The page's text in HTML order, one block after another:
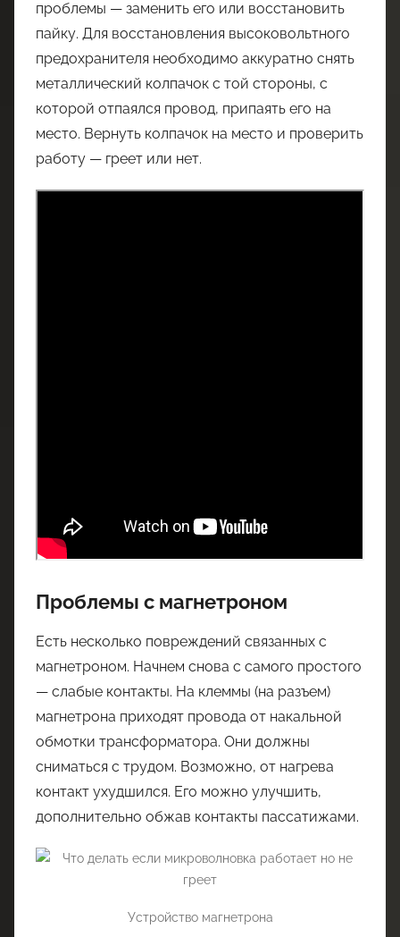
проблемы — заменить его или восстановить
пайку. Для восстановления высоковольтного
предохранителя необходимо аккуратно снять
металлический колпачок с той стороны, с
которой отпаялся провод, припаять его на
место. Вернуть колпачок на место и проверить
работу — греет или нет.
Проблемы с магнетроном
Есть несколько повреждений связанных с
магнетроном. Начнем снова с самого простого
— слабые контакты. На клеммы (на разъем)
магнетрона приходят провода от накальной
обмотки трансформатора. Они должны
сниматься с трудом. Возможно, от нагрева
контакт ухудшился. Его можно улучшить,
дополнительно обжав контакты пассатижами.
Устройство магнетрона